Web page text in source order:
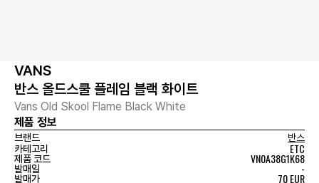
VANS
반스 올드스쿨 플레임 블랙 화이트
Vans Old Skool Flame Black White
제품 정보
브랜드
반스
카테고리
ETC
제품 코드 VN0A38G1K68
발매일 -
발매가 70 EUR